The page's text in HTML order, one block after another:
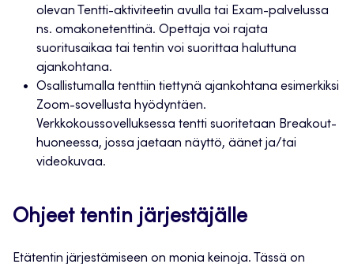
olevan Tentti-aktiviteetin avulla tai Exam-palvelussa
ns. omakonetenttinä. Opettaja voi rajata
suoritusaikaa tai tentin voi suorittaa haluttuna
ajankohtana.
Osallistumalla tenttiin tiettynä ajankohtana esimerkiksi
Zoom-sovellusta hyödyntäen.
Verkkokoussovelluksessa tentti suoritetaan Breakout-
huoneessa, jossa jaetaan näyttö, äänet ja/tai
videokuvaa.
Ohjeet tentin järjestäjälle
Etätentin järjestämiseen on monia keinoja. Tässä on